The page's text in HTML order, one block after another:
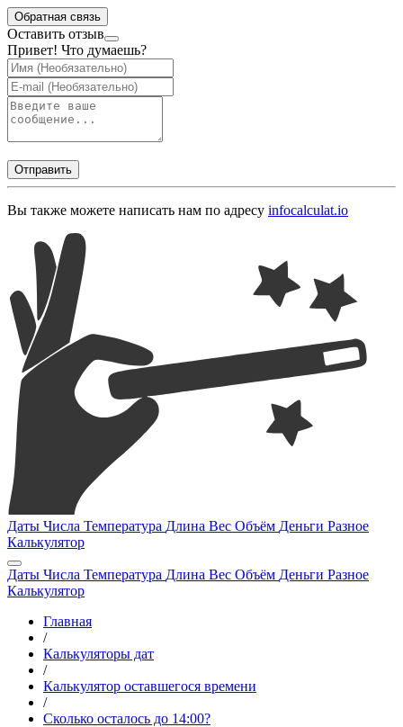
Обратная связь
Оставить отзыв
Привет! Что думаешь?
Отправить
Вы также можете написать нам по адресу infocalculat.io
Даты Числа Температура Длина Вес Объём Деньги Разное
Калькулятор
Даты Числа Температура Длина Вес Объём Деньги Разное
Калькулятор
Главная
/
Калькуляторы дат
/
Калькулятор оставшегося времени
/
Сколько осталось до 14:00?